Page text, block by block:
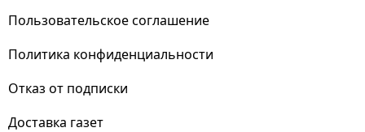
Пользовательское соглашение
Политика конфиденциальности
Отказ от подписки
Доставка газет